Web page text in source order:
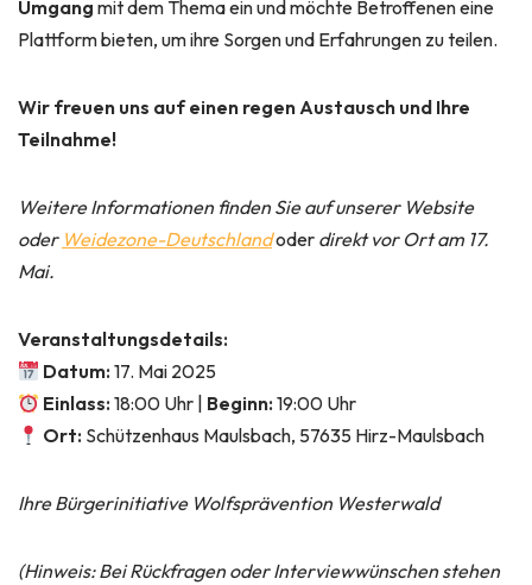
Umgang mit dem Thema ein und möchte Betroffenen eine
Plattform bieten, um ihre Sorgen und Erfahrungen zu teilen.
Wir freuen uns auf einen regen Austausch und Ihre
Teilnahme!
Weitere Informationen finden Sie auf unserer Website
oder Weidezone-Deutschlandoder direkt vor Ort am 17.
Mai.
Veranstaltungsdetails:
Datum: 17. Mai 2025
Einlass: 18:00 Uhr | Beginn: 19:00 Uhr
Ort: Schützenhaus Maulsbach, 57635 Hirz-Maulsbach
Ihre Bürgerinitiative Wolfsprävention Westerwald
(Hinweis: Bei Rückfragen oder Interviewwünschen stehen